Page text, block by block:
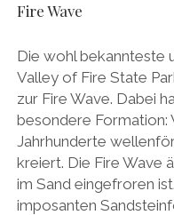
Fire Wave
Die wohl bekannteste
Valley of Fire State
zur Fire Wave. Dabei
besondere Formation:
Jahrhunderte
kreiert. Die Fire Wave
im Sand eingefroren
imposanten